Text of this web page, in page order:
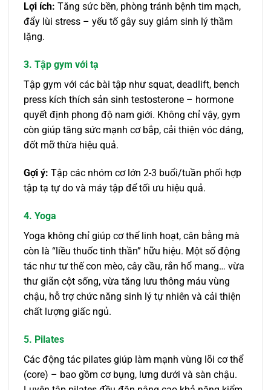
Lợi ích: Tăng sức bền, phòng tránh bệnh tim mạch,
đẩy lùi stress – yếu tố gây suy giảm sinh lý thầm
lặng.
3. Tập gym với tạ
Tập gym với các bài tập như squat, deadlift, bench
press kích thích sản sinh testosterone – hormone
quyết định phong độ nam giới. Không chỉ vậy, gym
còn giúp tăng sức mạnh cơ bắp, cải thiện vóc dáng,
đốt mỡ thừa hiệu quả.
Gợi ý: Tập các nhóm cơ lớn 2-3 buổi/tuần phối hợp
tập tạ tự do và máy tập để tối ưu hiệu quả.
4. Yoga
Yoga không chỉ giúp cơ thể linh hoạt, cân bằng mà
còn là “liều thuốc tinh thần” hữu hiệu. Một số động
tác như tư thế con mèo, cây cầu, rắn hổ mang… vừa
thư giãn cột sống, vừa tăng lưu thông máu vùng
chậu, hỗ trợ chức năng sinh lý tự nhiên và cải thiện
chất lượng giấc ngủ.
5. Pilates
Các động tác pilates giúp làm mạnh vùng lõi cơ thể
(core) – bao gồm cơ bụng, lưng dưới và sàn chậu.